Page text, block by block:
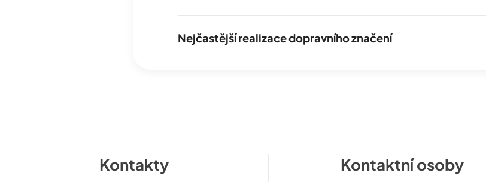
Nejčastější realizace dopravního značení
Kontakty Kontaktní osoby